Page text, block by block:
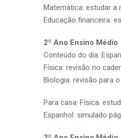
Matemática: estudar a
Educação financeira:
2º Ano Ensino Médio
Conteúdo do dia:
Física: revisão no
Biologia: revisão para o
Para casa: Física:
Espanhol: simulado